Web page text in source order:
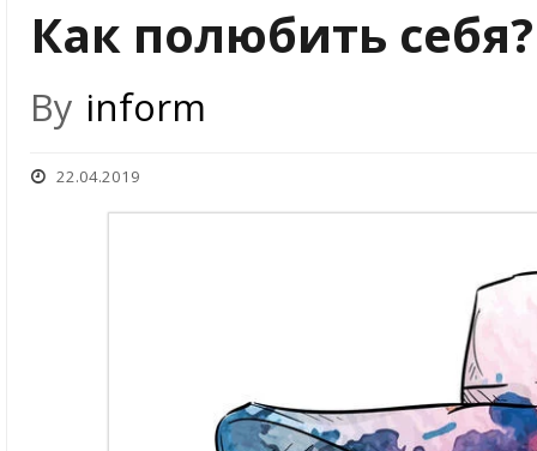
Как полюбить себя?
By inform
22.04.2019